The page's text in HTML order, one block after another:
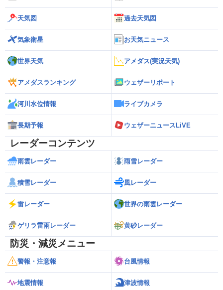
天気図 過去天気図
気象衛星 お天気ニュース
世界天気 アメダス(実況天気)
アメダスランキング ウェザーリポート
河川水位情報 ライブカメラ
長期予報 ウェザーニュースLiVE
レーダーコンテンツ
雨雲レーダー 雨雪レーダー
積雪レーダー 風レーダー
雷レーダー 世界の雨雲レーダー
ゲリラ雷雨レーダー 黄砂レーダー
防災・減災メニュー
警報・注意報 台風情報
地震情報 津波情報